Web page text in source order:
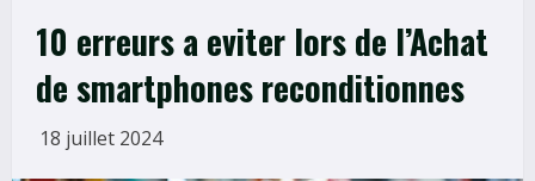
10 erreurs a eviter lors de l’Achat
de smartphones reconditionnes
18 juillet 2024